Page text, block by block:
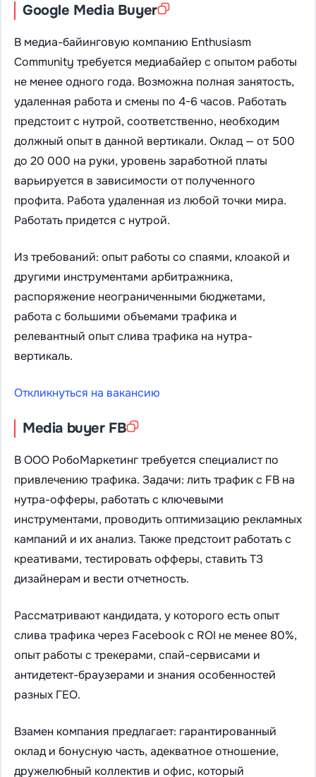
Google Media Buyer
В медиа-байинговую компанию Enthusiasm
Community требуется медиабайер с опытом работы
не менее одного года. Возможна полная занятость,
удаленная работа и смены по 4-6 часов. Работать
предстоит с нутрой, соответственно, необходим
должный опыт в данной вертикали. Оклад — от 500
до 20 000 на руки, уровень заработной платы
варьируется в зависимости от полученного
профита. Работа удаленная из любой точки мира.
Работать придется с нутрой.
Из требований: опыт работы со спаями, клоакой и
другими инструментами арбитражника,
распоряжение неограниченными бюджетами,
работа с большими объемами трафика и
релевантный опыт слива трафика на нутра-
вертикаль.
Откликнуться на вакансию
Media buyer FB
В ООО РобоМаркетинг требуется специалист по
привлечению трафика. Задачи: лить трафик с FB на
нутра-офферы, работать с ключевыми
инструментами, проводить оптимизацию рекламных
кампаний и их анализ. Также предстоит работать с
креативами, тестировать офферы, ставить ТЗ
дизайнерам и вести отчетность.
Рассматривают кандидата, у которого есть опыт
слива трафика через Facebook с ROI не менее 80%,
опыт работы с трекерами, спай-сервисами и
антидетект-браузерами и знания особенностей
разных ГЕО.
Взамен компания предлагает: гарантированный
оклад и бонусную часть, адекватное отношение,
дружелюбный коллектив и офис, который